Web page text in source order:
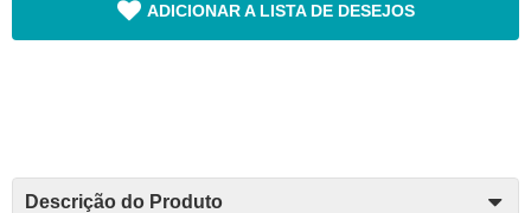
ADICIONAR A LISTA DE DESEJOS
Descrição do Produto